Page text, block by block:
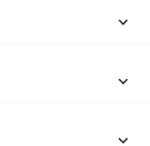


